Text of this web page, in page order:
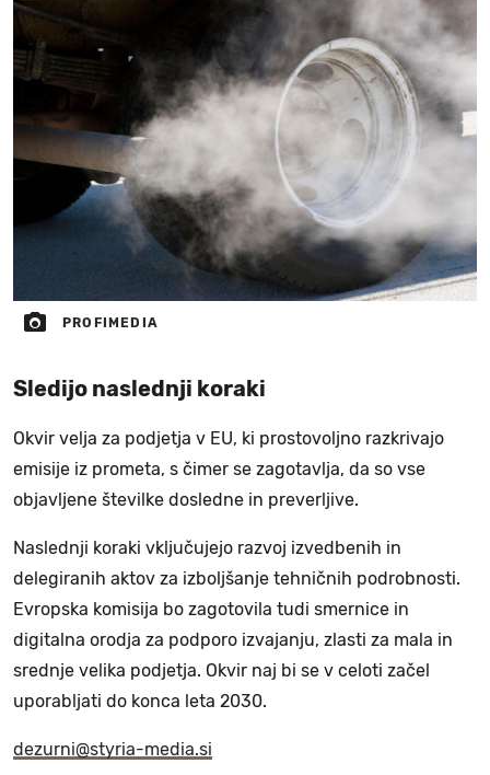
PROFIMEDIA
Sledijo naslednji koraki
Okvir velja za podjetja v EU, ki prostovoljno razkrivajo
emisije iz prometa, s čimer se zagotavlja, da so vse
objavljene številke dosledne in preverljive.
Naslednji koraki vključujejo razvoj izvedbenih in
delegiranih aktov za izboljšanje tehničnih podrobnosti.
Evropska komisija bo zagotovila tudi smernice in
digitalna orodja za podporo izvajanju, zlasti za mala in
srednje velika podjetja. Okvir naj bi se v celoti začel
uporabljati do konca leta 2030.
dezurni@styria-media.si